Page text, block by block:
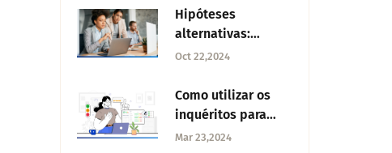
Hipóteses
alternativas:
Definição,
exemplo
Oct 22,2024
Como utilizar os
inquéritos para
reduzir a rotação
Mar 23,2024